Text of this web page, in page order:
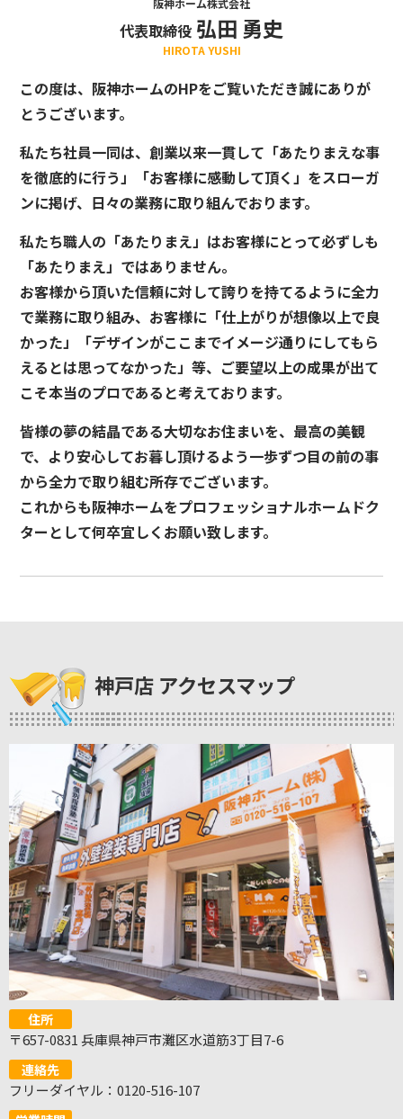
阪神ホーム株式会社
代表取締役 弘田 勇史
HIROTA YUSHI
この度は、阪神ホームのHPをご覧いただき誠にありが
とうございます。
私たち社員一同は、創業以来一貫して「あたりまえな事
を徹底的に行う」「お客様に感動して頂く」をスローガ
ンに掲げ、日々の業務に取り組んでおります。
私たち職人の「あたりまえ」はお客様にとって必ずしも
「あたりまえ」ではありません。
お客様から頂いた信頼に対して誇りを持てるように全力
で業務に取り組み、お客様に「仕上がりが想像以上で良
かった」「デザインがここまでイメージ通りにしてもら
えるとは思ってなかった」等、ご要望以上の成果が出て
こそ本当のプロであると考えております。
皆様の夢の結晶である大切なお住まいを、最高の美観
で、より安心してお暮し頂けるよう一歩ずつ目の前の事
から全力で取り組む所存でございます。
これからも阪神ホームをプロフェッショナルホームドク
ターとして何卒宜しくお願い致します。
神戸店 アクセスマップ
住所
〒657-0831 兵庫県神戸市灘区水道筋3丁目7-6
連絡先
フリーダイヤル：0120-516-107